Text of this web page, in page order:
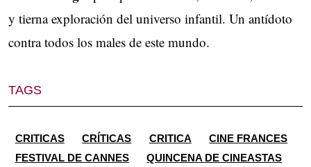
y tierna exploración del universo infantil. Un antídoto
contra todos los males de este mundo.
TAGS
CRITICAS CRÍTICAS CRITICA
CINE FRANCES
FESTIVAL DE CANNES
QUINCENA DE CINEASTAS